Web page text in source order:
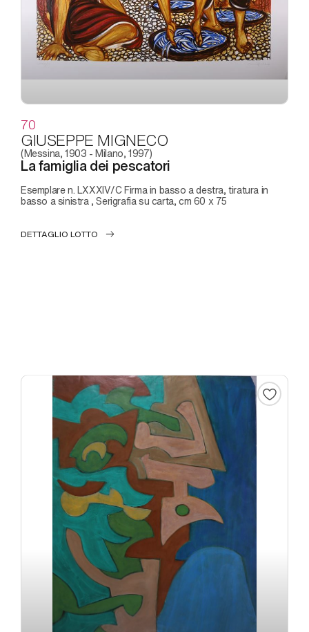
70
GIUSEPPE MIGNECO
(Messina, 1903 - Milano, 1997)
La famiglia dei pescatori
Esemplare n. LXXXIV/C Firma in basso a destra, tiratura in
basso a sinistra , Serigrafia su carta, cm 60 x 75
DETTAGLIO LOTTO